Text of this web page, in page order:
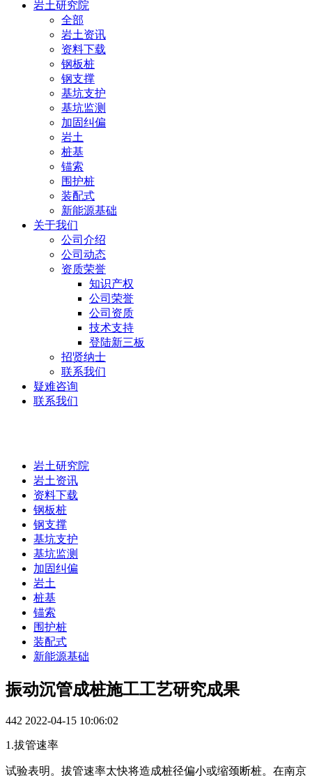
岩土研究院
全部
岩土资讯
资料下载
钢板桩
钢支撑
基坑支护
基坑监测
加固纠偏
岩土
桩基
锚索
围护桩
装配式
新能源基础
关于我们
公司介绍
公司动态
资质荣誉
知识产权
公司荣誉
公司资质
技术支持
登陆新三板
招贤纳士
联系我们
疑难咨询
联系我们
岩土研究院
岩土资讯
资料下载
钢板桩
钢支撑
基坑支护
基坑监测
加固纠偏
岩土
桩基
锚索
围护桩
装配式
新能源基础
振动沉管成桩施工工艺研究成果
442 2022-04-15 10:06:02
1.拔管速率
试验表明。拔管速率太快将造成桩径偏小或缩颈断桩。在南京